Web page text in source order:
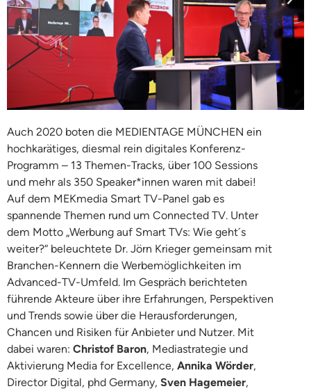
Auch 2020 boten die MEDIENTAGE MÜNCHEN ein
hochkarätiges, diesmal rein digitales Konferenz-
Programm – 13 Themen-Tracks, über 100 Sessions
und mehr als 350 Speaker*innen waren mit dabei!
Auf dem MEKmedia Smart TV-Panel gab es
spannende Themen rund um Connected TV. Unter
dem Motto „Werbung auf Smart TVs: Wie geht´s
weiter?“ beleuchtete Dr. Jörn Krieger gemeinsam mit
Branchen-Kennern die Werbemöglichkeiten im
Advanced-TV-Umfeld. Im Gespräch berichteten
führende Akteure über ihre Erfahrungen, Perspektiven
und Trends sowie über die Herausforderungen,
Chancen und Risiken für Anbieter und Nutzer. Mit
dabei waren: Christof Baron, Mediastrategie und
Aktivierung Media for Excellence, Annika Wörder,
Director Digital, phd Germany, Sven Hagemeier,